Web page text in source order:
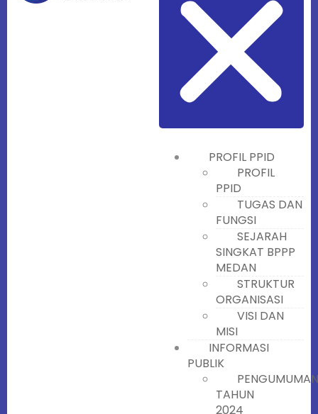
PROFIL PPID
PROFIL
PPID
TUGAS DAN
FUNGSI
SEJARAH
SINGKAT BPPP
MEDAN
STRUKTUR
ORGANISASI
VISI DAN
MISI
INFORMASI
PUBLIK
PENGUMUMAN
TAHUN
2024